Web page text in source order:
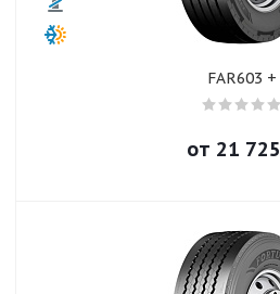
FAR603 +
от 21 725